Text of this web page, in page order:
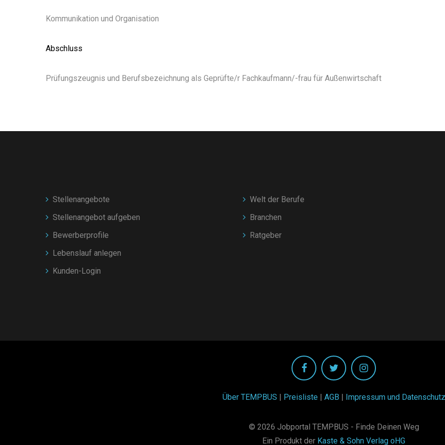
Kommunikation und Organisation
Abschluss
Prüfungszeugnis und Berufsbezeichnung als Geprüfte/r Fachkaufmann/-frau für Außenwirtschaft
Stellenangebote
Stellenangebot aufgeben
Bewerberprofile
Lebenslauf anlegen
Kunden-Login
Welt der Berufe
Branchen
Ratgeber
Über TEMPBUS | Preisliste| AGB | Impressum und Datenschutz
© 2026 Jobportal TEMPBUS - Finde Deinen Weg
Ein Produkt der Kaste & Sohn Verlag oHG